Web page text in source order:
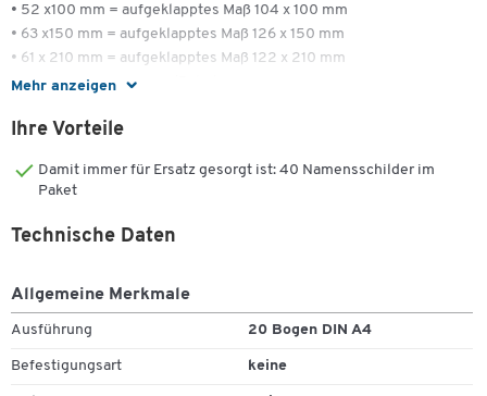
Mehr anzeigen
• 52 x100 mm = aufgeklapptes Maß 104 x 100 mm
• 63 x150 mm = aufgeklapptes Maß 126 x 150 mm
• 61 x 210 mm = aufgeklapptes Maß 122 x 210 mm
• A4 gefalzt = 10 Bogen/Paket
Ihre Vorteile
Damit immer für Ersatz gesorgt ist: 40 Namensschilder im
Paket
Technische Daten
Allgemeine Merkmale
Ausführung 20 Bogen DIN A4
Befestigungsart keine